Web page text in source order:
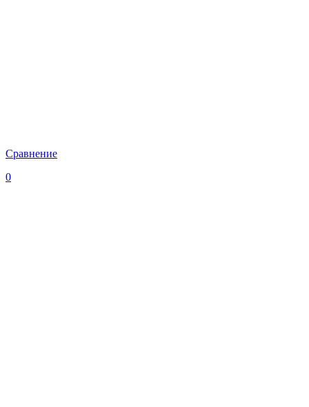
Сравнение
0